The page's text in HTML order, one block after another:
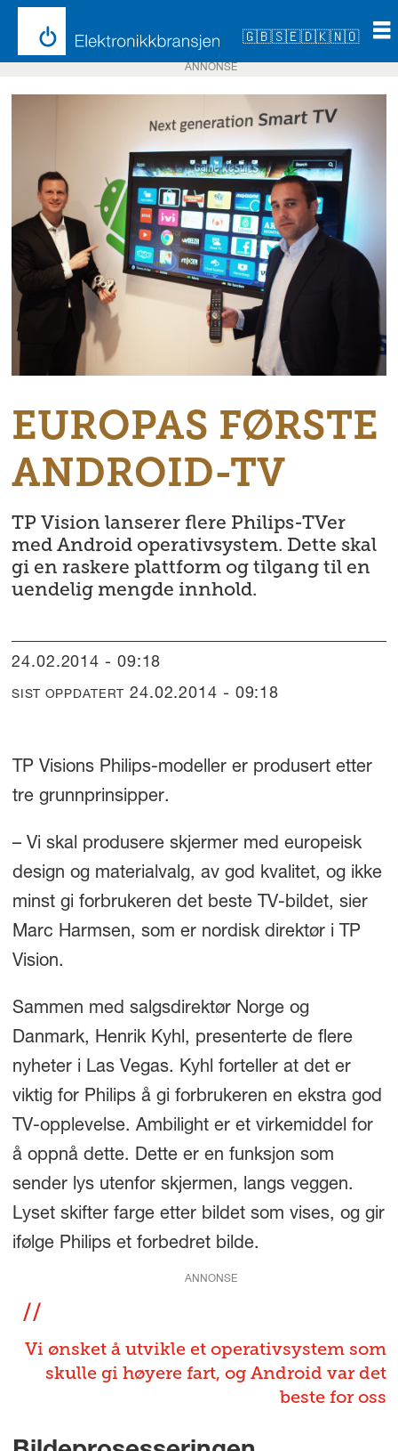
🇬🇧🇸🇪🇩🇰🇳🇴
ANNONSE
EUROPAS FØRSTE
ANDROID-TV
TP Vision lanserer flere Philips-TVer
med Android operativsystem. Dette skal
gi en raskere plattform og tilgang til en
uendelig mengde innhold.
24.02.2014 - 09:18
SIST OPPDATERT 24.02.2014 - 09:18
TP Visions Philips-modeller er produsert etter
tre grunnprinsipper.
– Vi skal produsere skjermer med europeisk
design og materialvalg, av god kvalitet, og ikke
minst gi forbrukeren det beste TV-bildet, sier
Marc Harmsen, som er nordisk direktør i TP
Vision.
Sammen med salgsdirektør Norge og
Danmark, Henrik Kyhl, presenterte de flere
nyheter i Las Vegas. Kyhl forteller at det er
viktig for Philips å gi forbrukeren en ekstra god
TV-opplevelse. Ambilight er et virkemiddel for
å oppnå dette. Dette er en funksjon som
sender lys utenfor skjermen, langs veggen.
Lyset skifter farge etter bildet som vises, og gir
ifølge Philips et forbedret bilde.
ANNONSE
Vi ønsket å utvikle et operativsystem som
skulle gi høyere fart, og Android var det
beste for oss